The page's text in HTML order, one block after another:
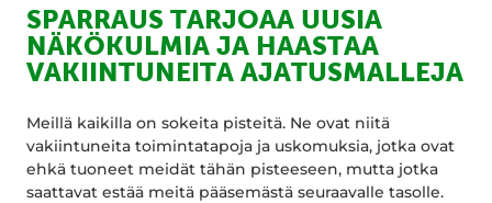
SPARRAUS TARJOAA UUSIA
NÄKÖKULMIA JA HAASTAA
VAKIINTUNEITA AJATUSMALLEJA
Meillä kaikilla on sokeita pisteitä. Ne ovat niitä
vakiintuneita toimintatapoja ja uskomuksia, jotka ovat
ehkä tuoneet meidät tähän pisteeseen, mutta jotka
saattavat estää meitä pääsemästä seuraavalle tasolle.